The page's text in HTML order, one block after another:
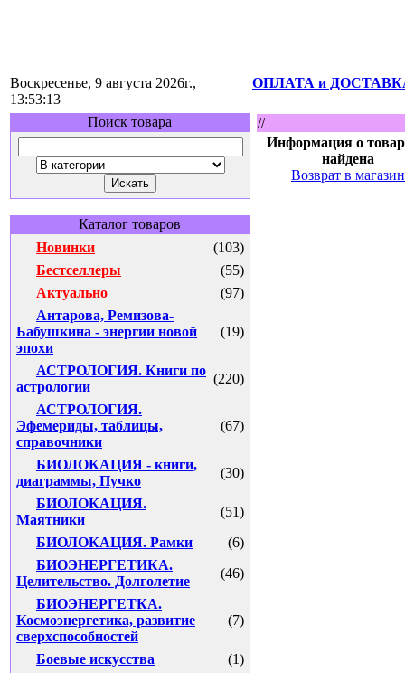
Воскресенье, 9 августа 2026г.,
13:53:13
ОПЛАТА и
Поиск товара
Каталог товаров
Новинки
(103)
Бестселлеры
(55)
Актуально
(97)
Антарова, Ремизова-
Бабушкина - энергии новой
эпохи
(19)
АСТРОЛОГИЯ. Книги по
астрологии
(220)
АСТРОЛОГИЯ.
Эфемериды, таблицы,
справочники
(67)
БИОЛОКАЦИЯ - книги,
диаграммы, Пучко
(30)
БИОЛОКАЦИЯ.
Маятники
(51)
БИОЛОКАЦИЯ. Рамки
(6)
БИОЭНЕРГЕТИКА.
Целительство. Долголетие
(46)
БИОЭНЕРГЕТКА.
Космоэнергетика, развитие
сверхспособностей
(7)
Боевые искусства
(1)
//
Информация о
найдена
Возврат в магазин